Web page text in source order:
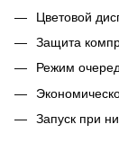
Цветовой
Защита
Режим
Запуск при